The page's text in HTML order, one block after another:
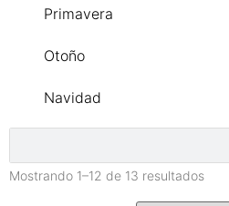
Primavera
Otoño
Navidad
Mostrando 1–12 de 13 resultados